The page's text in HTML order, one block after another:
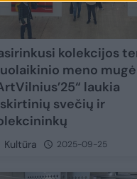
kolekcijos
meno mugė
laukia
svečių ir
Kultūra 2025-09-25